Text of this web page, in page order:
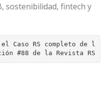
sostenibilidad, fintech y
Caso RS completo de l
#88 de la Revista RS